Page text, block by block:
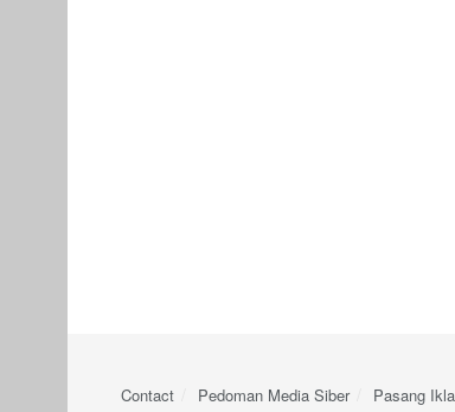
Contact Pedoman Media Siber Pasang